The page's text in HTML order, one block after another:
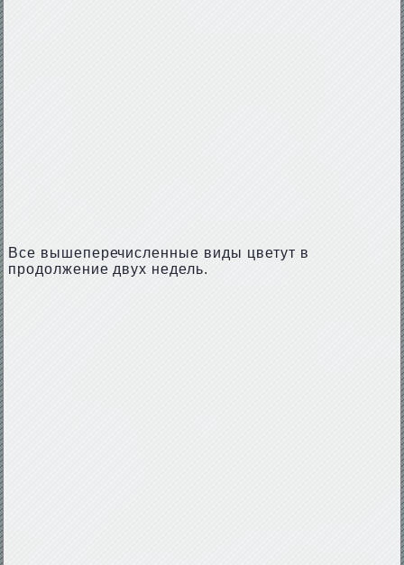
Все вышеперечисленные виды цветут в
продолжение двух недель.